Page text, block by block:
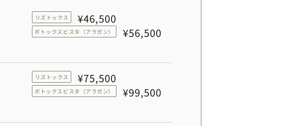
リズトックス ¥46,500
ボトックスビスタ（アラガン） ¥56,500
リズトックス ¥75,500
ボトックスビスタ（アラガン） ¥99,500